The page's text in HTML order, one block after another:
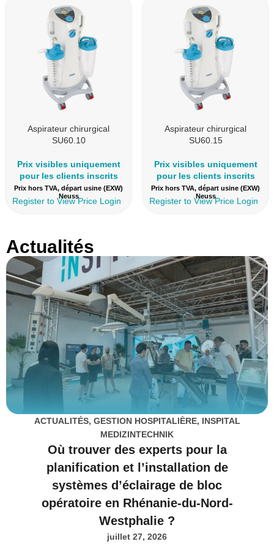
Aspirateur chirurgical
SU60.10
Prix visibles uniquement
pour les clients inscrits
Prix hors TVA, départ usine (EXW)
Neuss
Register to View Price Login
Aspirateur chirurgical
SU60.15
Prix visibles uniquement
pour les clients inscrits
Prix hors TVA, départ usine (EXW)
Neuss
Register to View Price Login
Actualités
ACTUALITÉS, GESTION HOSPITALIÈRE, INSPITAL
MEDIZINTECHNIK
Où trouver des experts pour la
planification et l’installation de
systèmes d’éclairage de bloc
opératoire en Rhénanie-du-Nord-
Westphalie ?
juillet 27, 2026